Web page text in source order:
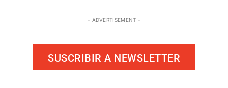
- ADVERTISEMENT -
SUSCRIBIR A NEWSLETTER